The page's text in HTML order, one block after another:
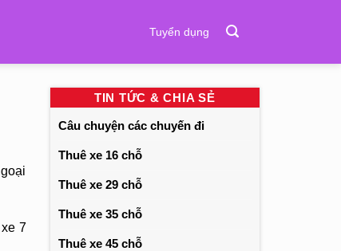
Tuyển dụng
7
TIN TỨC & CHIA SẺ
Câu chuyện các chuyến đi
Thuê xe 16 chỗ
Thuê xe 29 chỗ
Thuê xe 35 chỗ
Thuê xe 45 chỗ